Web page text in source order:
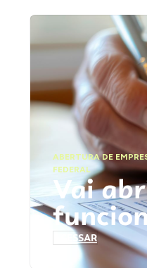
ABERTURA DE
FEDERAL
Vai
ACESSAR